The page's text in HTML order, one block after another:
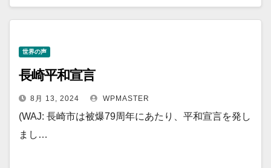
世界の声
長崎平和宣言
8月 13, 2024 WPMASTER
(WAJ: 長崎市は被爆79周年にあたり、平和宣言を発し
まし…